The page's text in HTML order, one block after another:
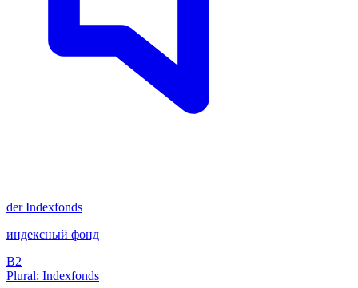
derIndexfonds
индексный фонд
B2
Plural: Indexfonds